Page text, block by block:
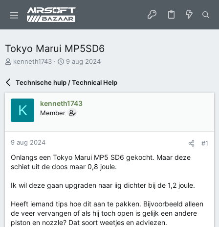
Tokyo Marui MP5SD6
O
d
r
p
s
a
r
e
kenneth1743
S
r
d
u
9 aug 2024
Technische hulp / Technical Help
K kenneth1743
Member
9 aug 2024 #1
Onlangs een Tokyo Marui MP5 SD6 gekocht. Maar deze
schiet uit de doos maar 0,8 joule.
Ik wil deze gaan upgraden naar iig dichter bij de 1,2 joule.
Heeft iemand tips hoe dit aan te pakken. Bijvoorbeeld alleen
de veer vervangen of als hij toch open is gelijk een andere
piston en nozzle? Dat soort weetjes en adviezen.